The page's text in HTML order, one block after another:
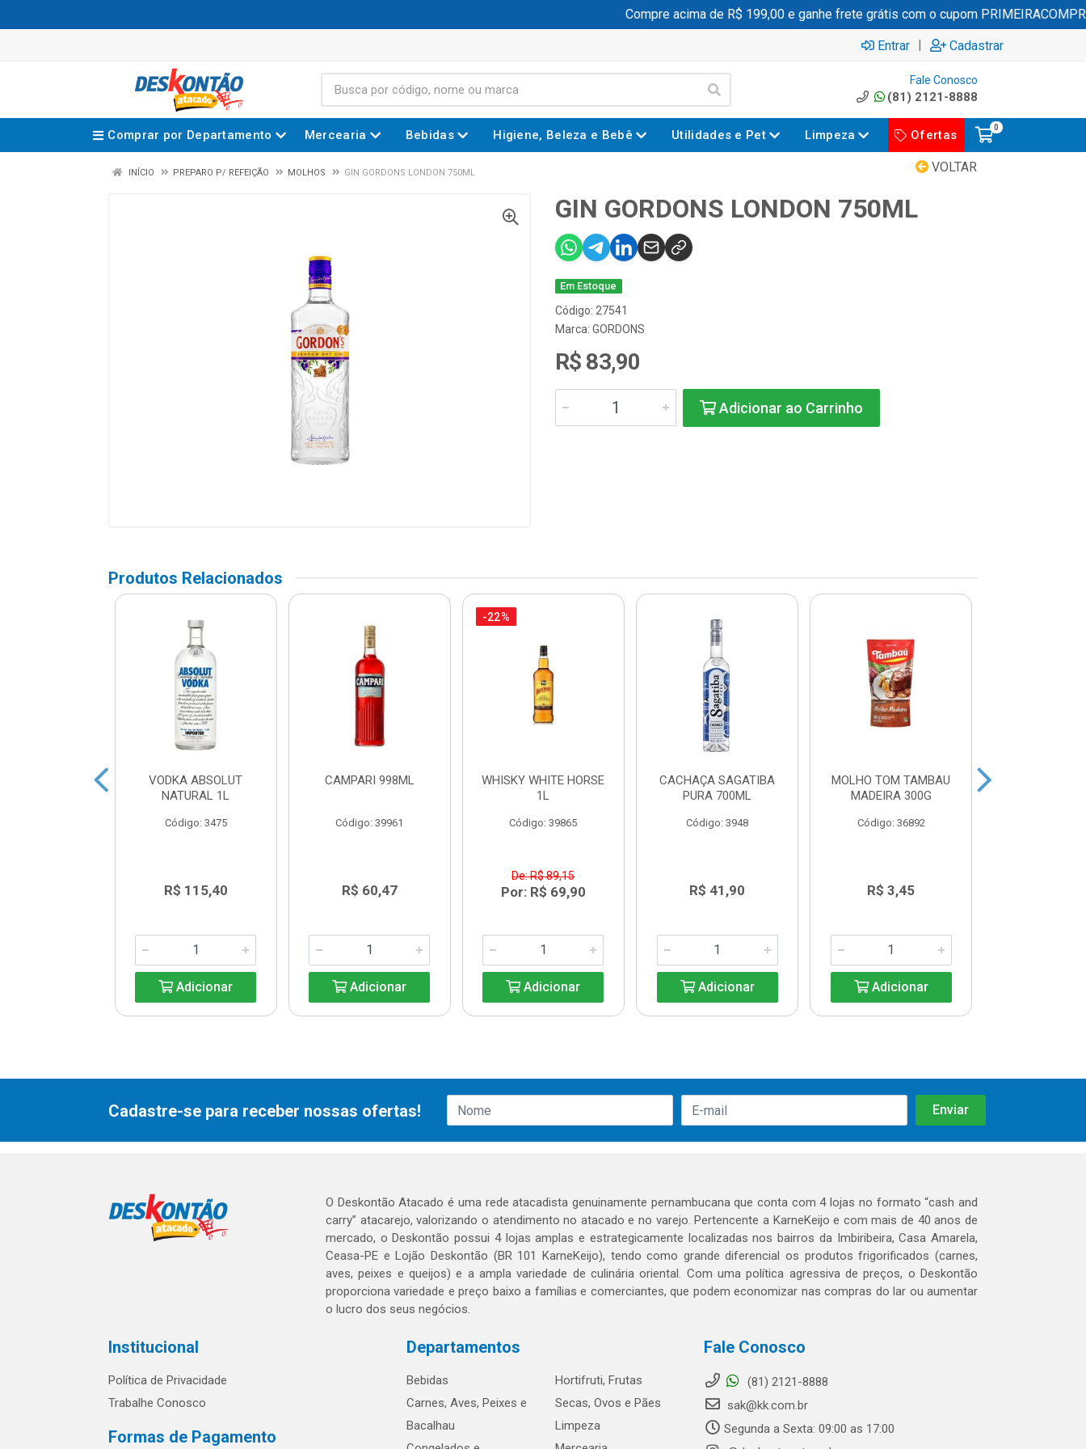
Compre acima de R$ 199,00 e ganhe frete grátis com o cupom PRIMEIRACOMPRA
Entrar | Cadastrar
Fale Conosco
(81) 2121-8888
Comprar por Departamento Mercearia Bebidas Higiene, Beleza e Bebê Utilidades e Pet Limpeza Ofertas
0
VOLTAR
INÍCIO PREPARO P/ REFEIÇÃO MOLHOS GIN GORDONS LONDON 750ML
GIN GORDONS LONDON 750ML
Em Estoque
Código: 27541
Marca: GORDONS
R$ 83,90
Adicionar ao Carrinho
Produtos Relacionados
VODKA ABSOLUT
NATURAL 1L
Código: 3475
R$ 115,40
Adicionar
CAMPARI 998ML
Código: 39961
R$ 60,47
Adicionar
-22%
WHISKY WHITE HORSE
1L
Código: 39865
De: R$ 89,15
Por: R$ 69,90
Adicionar
CACHAÇA SAGATIBA
PURA 700ML
Código: 3948
R$ 41,90
Adicionar
MOLHO TOM TAMBAU
MADEIRA 300G
Código: 36892
R$ 3,45
Adicionar
Cadastre-se para receber nossas ofertas!
O Deskontão Atacado é uma rede atacadista genuinamente pernambucana que conta com 4 lojas no formato “cash and
carry” atacarejo, valorizando o atendimento no atacado e no varejo. Pertencente a KarneKeijo e com mais de 40 anos de
mercado, o Deskontão possui 4 lojas amplas e estrategicamente localizadas nos bairros da Imbiribeira, Casa Amarela,
Ceasa-PE e Lojão Deskontão (BR 101 KarneKeijo), tendo como grande diferencial os produtos frigorificados (carnes,
aves, peixes e queijos) e a ampla variedade de culinária oriental. Com uma política agressiva de preços, o Deskontão
proporciona variedade e preço baixo a famílias e comerciantes, que podem economizar nas compras do lar ou aumentar
o lucro dos seus negócios.
Institucional
Política de Privacidade
Trabalhe Conosco
Formas de Pagamento
Departamentos
Bebidas
Carnes, Aves, Peixes e
Bacalhau
Hortifruti, Frutas
Secas, Ovos e Pães
Limpeza
Fale Conosco
(81) 2121-8888
sak@kk.com.br
Segunda a Sexta: 09:00 as 17:00